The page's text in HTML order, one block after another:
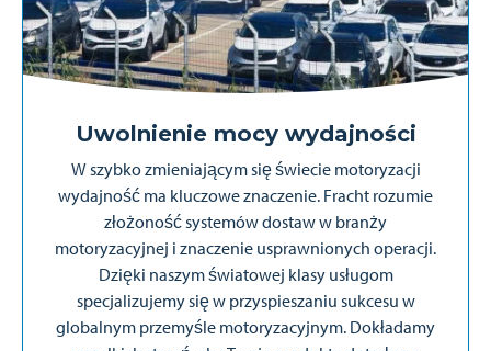
Uwolnienie mocy wydajności
W szybko zmieniającym się świecie motoryzacji
wydajność ma kluczowe znaczenie. Fracht rozumie
złożoność systemów dostaw w branży
motoryzacyjnej i znaczenie usprawnionych operacji.
Dzięki naszym światowej klasy usługom
specjalizujemy się w przyspieszaniu sukcesu w
globalnym przemyśle motoryzacyjnym. Dokładamy